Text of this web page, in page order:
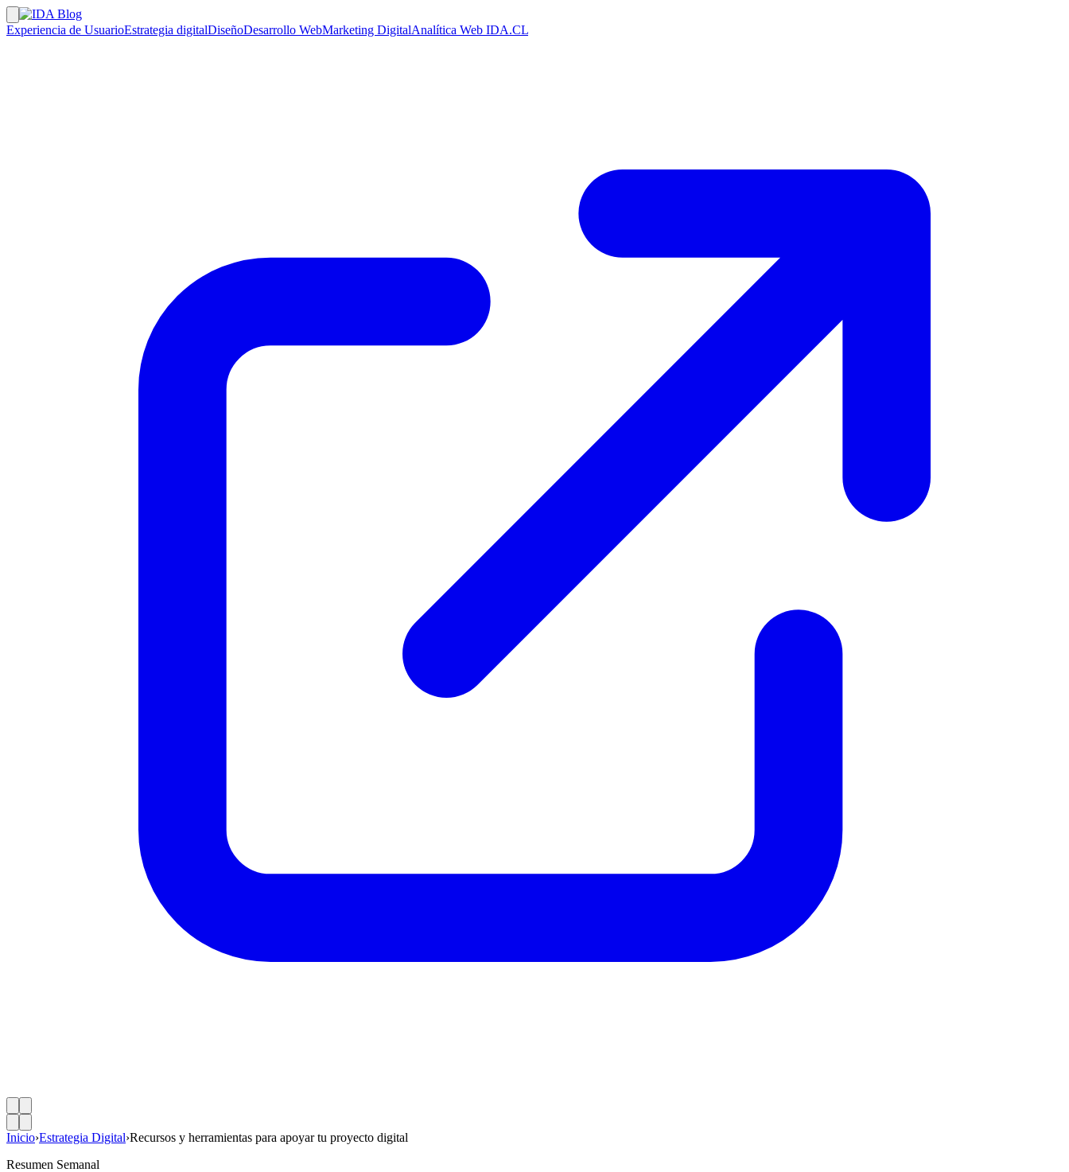
Experiencia de UsuarioEstrategia digitalDiseñoDesarrollo WebMarketing DigitalAnalítica Web IDA.CL
Inicio›Estrategia Digital›Recursos y herramientas para apoyar tu proyecto digital
Resumen Semanal